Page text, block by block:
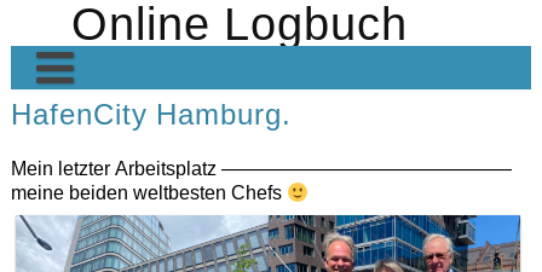
content
Online Logbuch
Home
Die Crew
Heimkehr VII
Heimkehr in den Medien
HafenCity Hamburg.
Mein letzter Arbeitsplatz ———————————————
meine beiden weltbesten Chefs